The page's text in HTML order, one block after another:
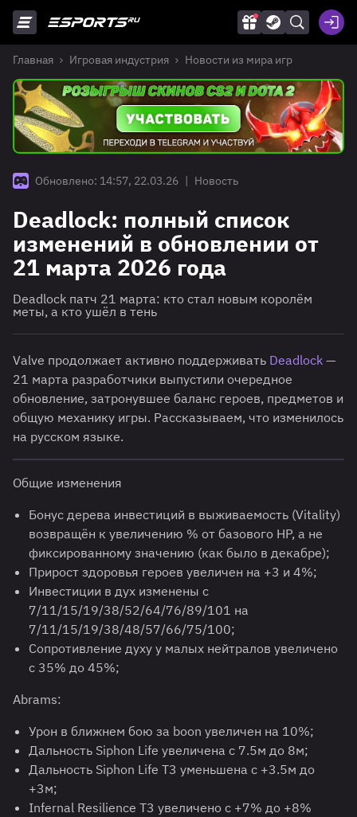
Главная Игровая индустрия Новости из мира игр
Обновлено: 14:57, 22.03.26 | Новость
Deadlock: полный список
изменений в обновлении от
21 марта 2026 года
Deadlock патч 21 марта: кто стал новым королём
меты, а кто ушёл в тень
Valve продолжает активно поддерживать Deadlock —
21 марта разработчики выпустили очередное
обновление, затронувшее баланс героев, предметов и
общую механику игры. Рассказываем, что изменилось
на русском языке.
Общие изменения
Бонус дерева инвестиций в выживаемость (Vitality)
возвращён к увеличению % от базового HP, а не
фиксированному значению (как было в декабре);
Прирост здоровья героев увеличен на +3 и 4%;
Инвестиции в дух изменены с
7/11/15/19/38/52/64/76/89/101 на
7/11/15/19/38/48/57/66/75/100;
Сопротивление духу у малых нейтралов увеличено
с 35% до 45%;
Abrams:
Урон в ближнем бою за boon увеличен на 10%;
Дальность Siphon Life увеличена с 7.5м до 8м;
Дальность Siphon Life T3 уменьшена с +3.5м до
+3м;
Infernal Resilience T3 увеличено с +7% до +8%